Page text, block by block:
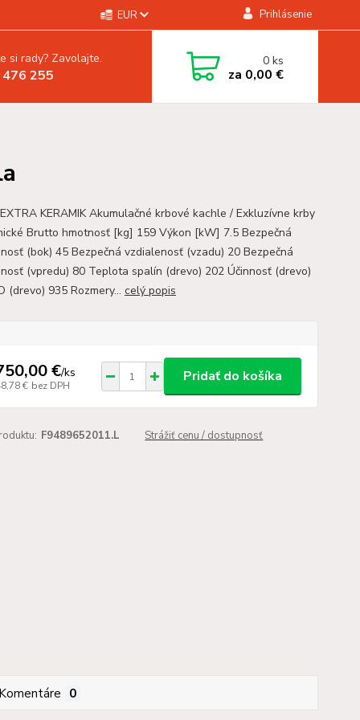
EUR Prihlásenie
si rady? Zavolajte.
255
0ks
za 0,00 €
KERAMIK Akumulačné krbové kachle / Exkluzívne krby
Brutto hmotnosť [kg] 159 Výkon [kW] 7.5 Bezpečná
(bok) 45 Bezpečná vzdialenosť (vzadu) 20 Bezpečná
(vpredu) 80 Teplota spalín (drevo) 202 Účinnosť (drevo)
(drevo) 935 Rozmery... celý popis
€/ks
€ bez DPH
Pridať do košíka
F9489652011.L Strážiť cenu / dostupnosť
0